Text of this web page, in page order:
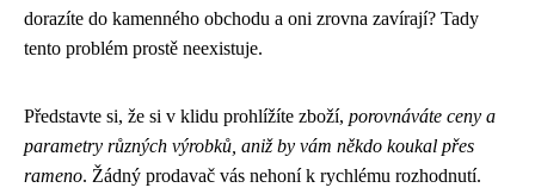
dorazíte do kamenného obchodu a oni zrovna zavírají? Tady
tento problém prostě neexistuje.
Představte si, že si v klidu prohlížíte zboží, porovnáváte ceny a
parametry různých výrobků, aniž by vám někdo koukal přes
rameno. Žádný prodavač vás nehoní k rychlému rozhodnutí.